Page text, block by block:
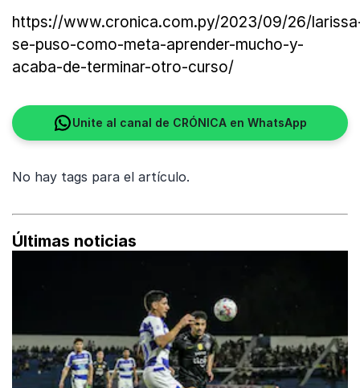
https://www.cronica.com.py/2023/09/26/
se-puso-como-meta-aprender-mucho-y-
acaba-de-terminar-otro-curso/
Unite al canal de CRÓNICA en WhatsApp
No hay tags para el artículo.
Últimas noticias